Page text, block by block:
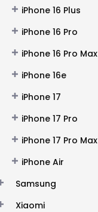
iPhone 16 Plus
iPhone 16 Pro
iPhone 16 Pro Max
iPhone 16e
iPhone 17
iPhone 17 Pro
iPhone 17 Pro Max
iPhone Air
Samsung
Xiaomi